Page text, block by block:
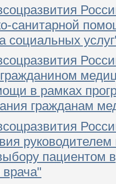
санитарной
социальных
в рамках
гражданам
пациентом